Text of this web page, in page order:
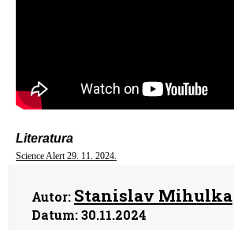
Literatura
Science Alert 29. 11. 2024.
Autor: Stanislav Mihulka
Datum:30.11.2024